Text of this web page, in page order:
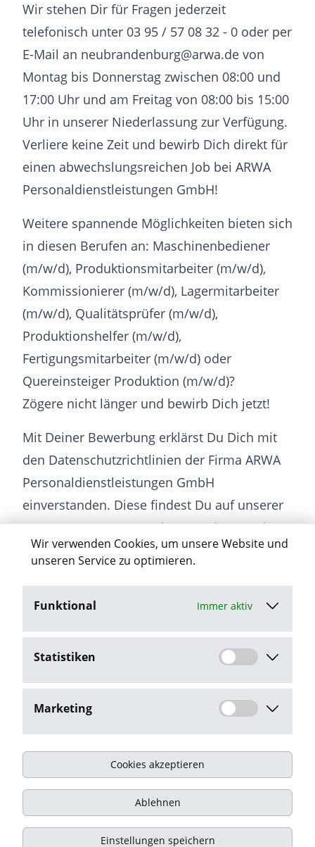
Wir verwenden Cookies, um unsere Website und
unseren Service zu optimieren.
Funktional Immer aktiv
Statistiken
Marketing
Cookies akzeptieren
Ablehnen
Einstellungen speichern
Wir stehen Dir für Fragen jederzeit
telefonisch unter 03 95 / 57 08 32 - 0 oder per
E-Mail an neubrandenburg@arwa.de von
Montag bis Donnerstag zwischen 08:00 und
17:00 Uhr und am Freitag von 08:00 bis 15:00
Uhr in unserer Niederlassung zur Verfügung.
Verliere keine Zeit und bewirb Dich direkt für
einen abwechslungsreichen Job bei ARWA
Personaldienstleistungen GmbH!
Weitere spannende Möglichkeiten bieten sich
in diesen Berufen an: Maschinenbediener
(m/w/d), Produktionsmitarbeiter (m/w/d),
Kommissionierer (m/w/d), Lagermitarbeiter
(m/w/d), Qualitätsprüfer (m/w/d),
Produktionshelfer (m/w/d),
Fertigungsmitarbeiter (m/w/d) oder
Quereinsteiger Produktion (m/w/d)?
Zögere nicht länger und bewirb Dich jetzt!
Mit Deiner Bewerbung erklärst Du Dich mit
den Datenschutzrichtlinien der Firma ARWA
Personaldienstleistungen GmbH
einverstanden. Diese findest Du auf unserer
Homepage www.arwa.de unter dem Punkt
“Datenschutz”.
Impressum
Datenschutz
Kontakt